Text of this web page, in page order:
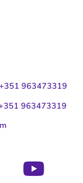
963473319
963473319